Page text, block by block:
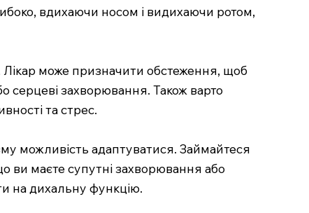
вдихаючи носом і видихаючи ротом,
Лікар може призначити обстеження, щоб
серцеві захворювання. Також варто
та стрес.
можливість адаптуватися. Займайтеся
ви маєте супутні захворювання або
на дихальну функцію.